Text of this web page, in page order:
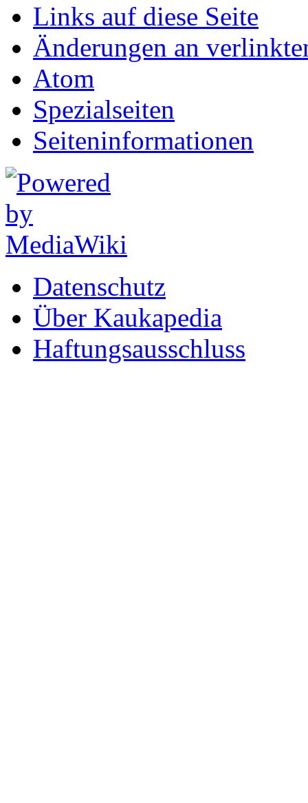
Links auf diese Seite
Änderungen an
Atom
Spezialseiten
Seiten­informationen
Datenschutz
Über Kaukapedia
Haftungsausschluss